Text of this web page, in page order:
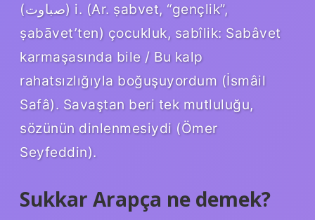
(ﺻﺒﺎﻭﺕ) i. (Ar. ṣabvet, “gençlik”,
ṣabāvet’ten) çocukluk, sabîlik: Sabâvet
karmaşasında bile / Bu kalp
rahatsızlığıyla boğuşuyordum (İsmâil
Safâ). Savaştan beri tek mutluluğu,
sözünün dinlenmesiydi (Ömer
Seyfeddin).
Sukkar Arapça ne demek?